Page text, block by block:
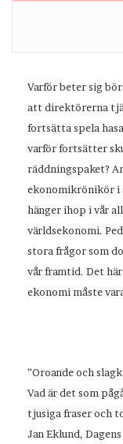
Varför beter sig
att direktörerna
fortsätta spela
varför fortsätter
räddningspaket?
ekonomikrönikör i
hänger ihop i vår
världsekonomi.
stora frågor som
vår framtid. Det
ekonomi måste
”Oroande och
Vad är det som
tjusiga fraser och
Jan Eklund,